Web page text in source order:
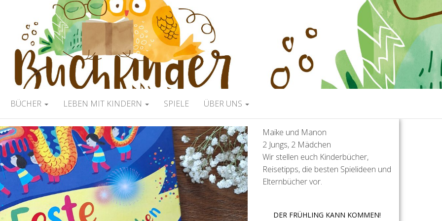
BÜCHER LEBEN MIT KINDERN SPIELE ÜBER UNS
Maike und Manon
2 Jungs, 2 Mädchen
Wir stellen euch Kinderbücher,
Reisetipps, die besten Spielideen und
Elternbücher vor.
DER FRÜHLING KANN KOMMEN!